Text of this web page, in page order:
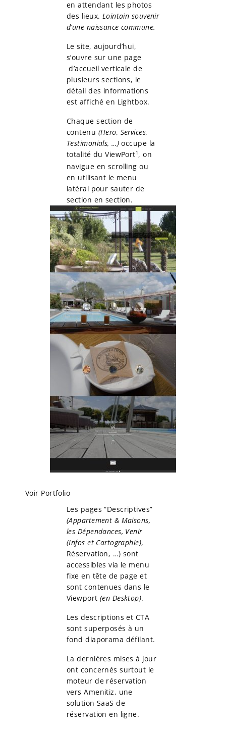
en attendant les photos
des lieux. Lointain souvenir
d’une naissance commune.
Le site, aujourd’hui,
s’ouvre sur une page
d’accueil verticale de
plusieurs sections, le
détail des informations
est affiché en Lightbox.
Chaque section de
contenu (Hero, Services,
Testimonials, …) occupe la
totalité du ViewPort1, on
navigue en scrolling ou
en utilisant le menu
latéral pour sauter de
section en section.
Voir Portfolio
Les pages “Descriptives”
(Appartement & Maisons,
les Dépendances, Venir
(Infos et Cartographie),
Réservation, …) sont
accessibles via le menu
fixe en tête de page et
sont contenues dans le
Viewport (en Desktop).
Les descriptions et CTA
sont superposés à un
fond diaporama défilant.
La dernières mises à jour
ont concernés surtout le
moteur de réservation
vers Amenitiz, une
solution SaaS de
réservation en ligne.